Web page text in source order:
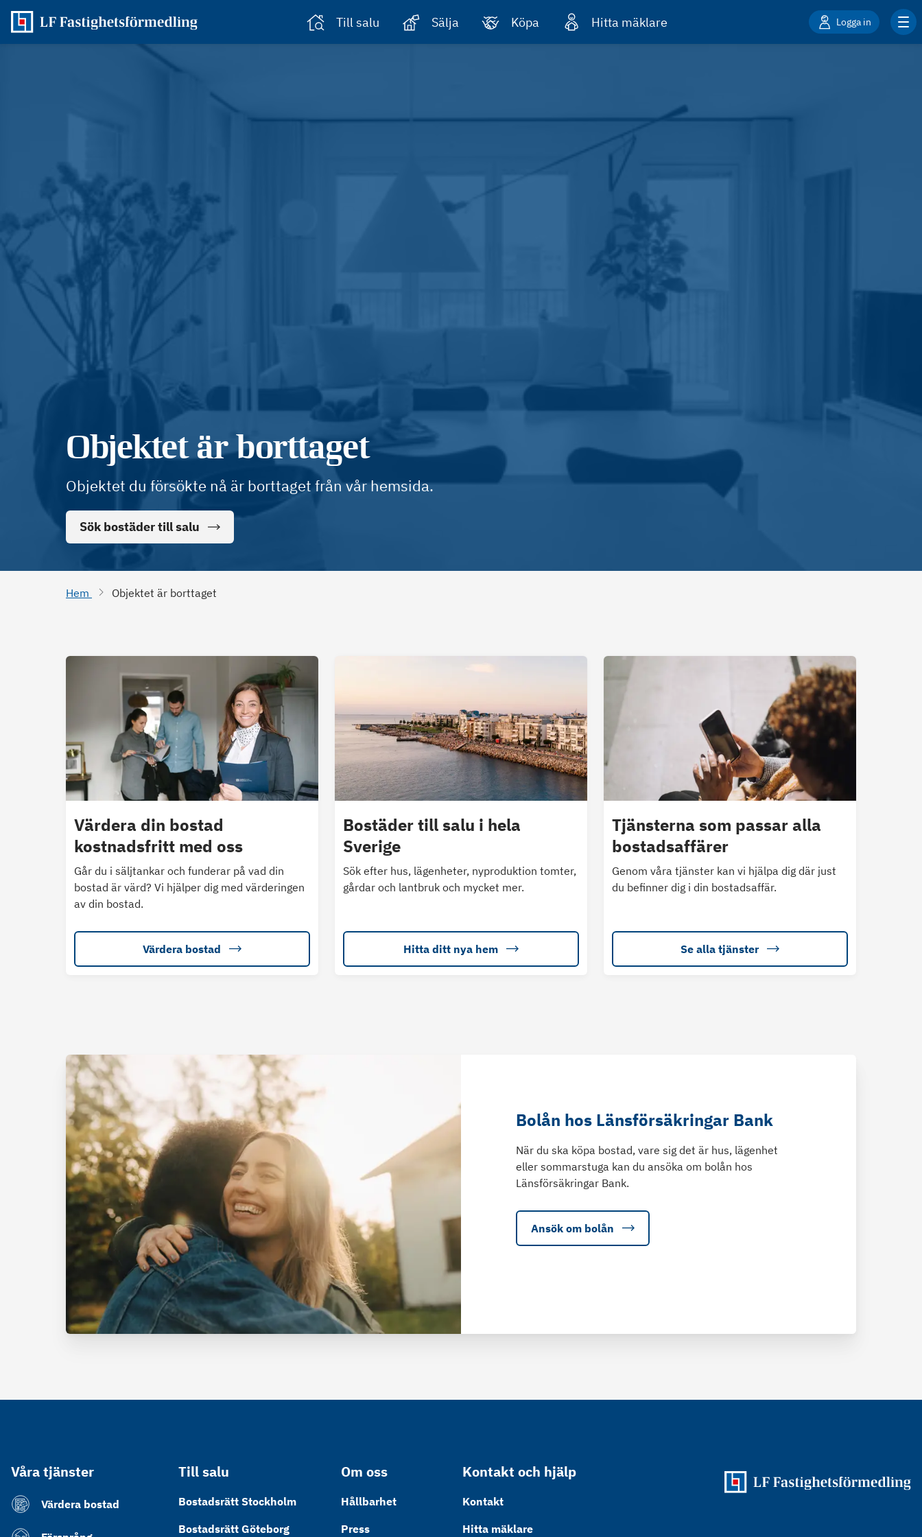
Till salu Sälja Köpa Hitta mäklare Logga in
Objektet är borttaget
Objektet du försökte nå är borttaget från vår hemsida.
Sök bostäder till salu
Hem Objektet är borttaget
Värdera din bostad
kostnadsfritt med oss
Går du i säljtankar och funderar på vad din
bostad är värd? Vi hjälper dig med värderingen
av din bostad.
Värdera bostad
Bostäder till salu i hela
Sverige
Sök efter hus, lägenheter, nyproduktion tomter,
gårdar och lantbruk och mycket mer.
Hitta ditt nya hem
Tjänsterna som passar alla
bostadsaffärer
Genom våra tjänster kan vi hjälpa dig där just
du befinner dig i din bostadsaffär.
Se alla tjänster
Bolån hos Länsförsäkringar Bank
När du ska köpa bostad, vare sig det är hus, lägenhet
eller sommarstuga kan du ansöka om bolån hos
Länsförsäkringar Bank.
Ansök om bolån
Våra tjänster
Värdera bostad
Till salu
Bostadsrätt Stockholm
Bostadsrätt Göteborg
Om oss
Hållbarhet
Press
Kontakt och hjälp
Kontakt
Hitta mäklare